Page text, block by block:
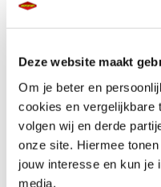
Deze website maakt
Om je beter en
cookies en vergelijkbare
volgen wij en derde
onze site. Hiermee
jouw interesse en kun je
media.
Honda CBR 954 RR FireBlade
€ 4.990,-
Uit2003